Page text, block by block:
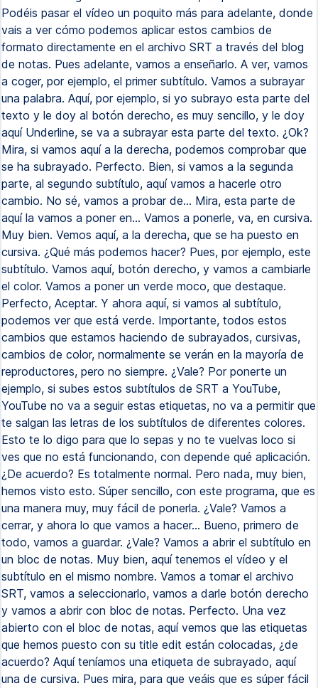
Podéis pasar el vídeo un poquito más para adelante, donde
vais a ver cómo podemos aplicar estos cambios de
formato directamente en el archivo SRT a través del blog
de notas. Pues adelante, vamos a enseñarlo. A ver, vamos
a coger, por ejemplo, el primer subtítulo. Vamos a subrayar
una palabra. Aquí, por ejemplo, si yo subrayo esta parte del
texto y le doy al botón derecho, es muy sencillo, y le doy
aquí Underline, se va a subrayar esta parte del texto. ¿Ok?
Mira, si vamos aquí a la derecha, podemos comprobar que
se ha subrayado. Perfecto. Bien, si vamos a la segunda
parte, al segundo subtítulo, aquí vamos a hacerle otro
cambio. No sé, vamos a probar de... Mira, esta parte de
aquí la vamos a poner en... Vamos a ponerle, va, en cursiva.
Muy bien. Vemos aquí, a la derecha, que se ha puesto en
cursiva. ¿Qué más podemos hacer? Pues, por ejemplo, este
subtítulo. Vamos aquí, botón derecho, y vamos a cambiarle
el color. Vamos a poner un verde moco, que destaque.
Perfecto, Aceptar. Y ahora aquí, si vamos al subtítulo,
podemos ver que está verde. Importante, todos estos
cambios que estamos haciendo de subrayados, cursivas,
cambios de color, normalmente se verán en la mayoría de
reproductores, pero no siempre. ¿Vale? Por ponerte un
ejemplo, si subes estos subtítulos de SRT a YouTube,
YouTube no va a seguir estas etiquetas, no va a permitir que
te salgan las letras de los subtítulos de diferentes colores.
Esto te lo digo para que lo sepas y no te vuelvas loco si
ves que no está funcionando, con depende qué aplicación.
¿De acuerdo? Es totalmente normal. Pero nada, muy bien,
hemos visto esto. Súper sencillo, con este programa, que es
una manera muy, muy fácil de ponerla. ¿Vale? Vamos a
cerrar, y ahora lo que vamos a hacer... Bueno, primero de
todo, vamos a guardar. ¿Vale? Vamos a abrir el subtítulo en
un bloc de notas. Muy bien, aquí tenemos el vídeo y el
subtítulo en el mismo nombre. Vamos a tomar el archivo
SRT, vamos a seleccionarlo, vamos a darle botón derecho
y vamos a abrir con bloc de notas. Perfecto. Una vez
abierto con el bloc de notas, aquí vemos que las etiquetas
que hemos puesto con su title edit están colocadas, ¿de
acuerdo? Aquí teníamos una etiqueta de subrayado, aquí
una de cursiva. Pues mira, para que veáis que es súper fácil